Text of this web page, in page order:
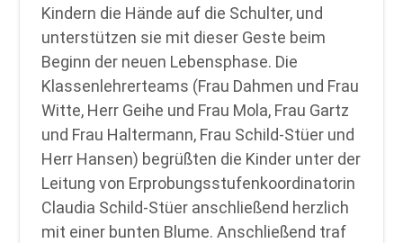
Kindern die Hände auf die Schulter, und
unterstützen sie mit dieser Geste beim
Beginn der neuen Lebensphase. Die
Klassenlehrerteams (Frau Dahmen und Frau
Witte, Herr Geihe und Frau Mola, Frau Gartz
und Frau Haltermann, Frau Schild-Stüer und
Herr Hansen) begrüßten die Kinder unter der
Leitung von Erprobungsstufenkoordinatorin
Claudia Schild-Stüer anschließend herzlich
mit einer bunten Blume. Anschließend traf